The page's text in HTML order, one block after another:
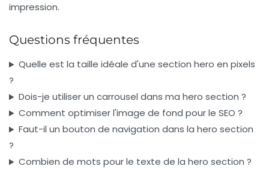
impression.
Questions fréquentes
Quelle est la taille idéale d'une section hero en pixels
?
Dois-je utiliser un carrousel dans ma hero section ?
Comment optimiser l'image de fond pour le SEO ?
Faut-il un bouton de navigation dans la hero section
?
Combien de mots pour le texte de la hero section ?